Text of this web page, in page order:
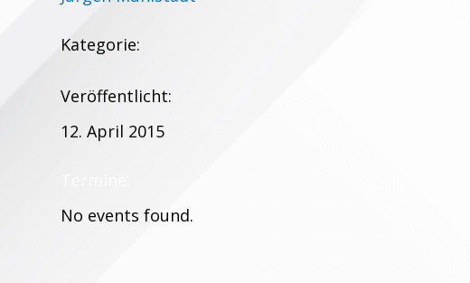
Kategorie:
Veröffentlicht:
12. April 2015
No events found.